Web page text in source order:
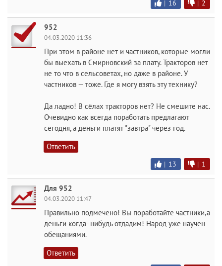
| 16 | 2
952
04.03.2020 11:36
При этом в районе нет и частников, которые могли
бы выехать в Смирновский за плату. Тракторов нет
не то что в сельсоветах, но даже в районе. У
частников — тоже. Где я могу взять эту технику?
Да ладно! В сёлах тракторов нет? Не смешите нас.
Очевидно как всегда поработать предлагают
сегодня, а деньги платят "завтра" через год.
Ответить
| 13 | 1
Для 952
04.03.2020 11:47
Правильно подмечено! Вы поработайте частники,а
деньги когда- нибудь отдадим! Народ уже научен
обещаниями.
Ответить